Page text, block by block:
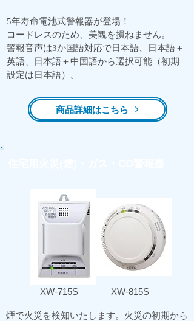
5年寿命電池式警報器が登場！
コードレスのため、美観を損ねません。
警報音声は3か国語対応で日本語、日本語＋
英語、日本語＋中国語から選択可能（初期
設定は日本語）。
商品詳細はこちら
XW-715S ​XW-815S
​煙で火災を検知いたします。火災の初期から